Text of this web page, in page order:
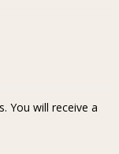
You will receive a